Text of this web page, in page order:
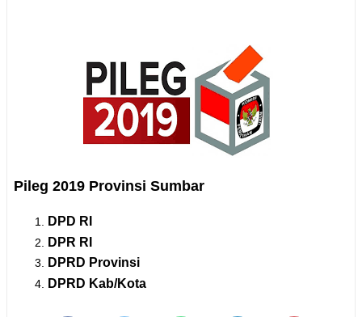
Pileg 2019 Provinsi Sumbar
DPD RI
DPR RI
DPRD Provinsi
DPRD Kab/Kota